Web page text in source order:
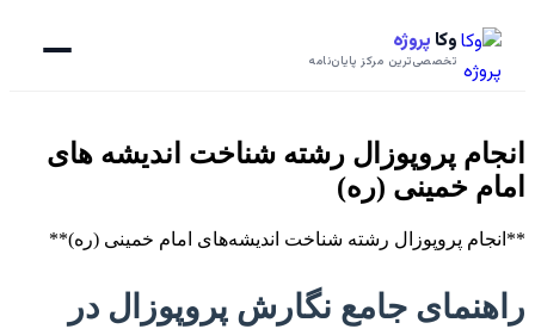
وکا پروژه
تخصصی‌ترین مرکز پایان‌نامه
انجام پروپوزال رشته شناخت اندیشه های
امام خمینی (ره)
**انجام پروپوزال رشته شناخت اندیشه‌های امام خمینی (ره)**
راهنمای جامع نگارش پروپوزال در